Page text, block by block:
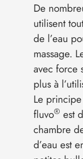
De
utilisent
de l’eau
massage.
avec force
plus à
Le
fluvo® est
chambre
d’eau est